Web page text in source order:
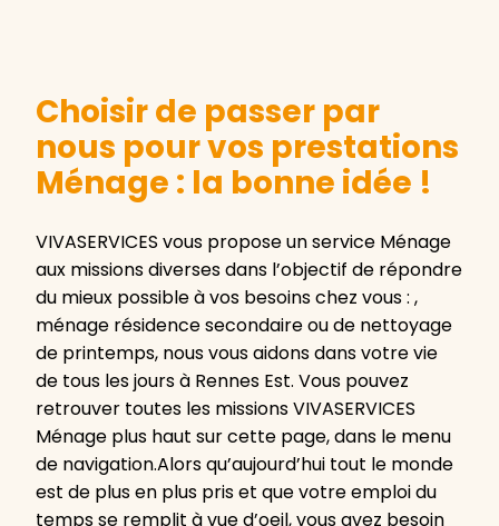
Choisir de passer par
nous pour vos prestations
Ménage : la bonne idée !
VIVASERVICES vous propose un service Ménage
aux missions diverses dans l’objectif de répondre
du mieux possible à vos besoins chez vous : ,
ménage résidence secondaire ou de nettoyage
de printemps, nous vous aidons dans votre vie
de tous les jours à Rennes Est. Vous pouvez
retrouver toutes les missions VIVASERVICES
Ménage plus haut sur cette page, dans le menu
de navigation.Alors qu’aujourd’hui tout le monde
est de plus en plus pris et que votre emploi du
temps se remplit à vue d’oeil, vous avez besoin